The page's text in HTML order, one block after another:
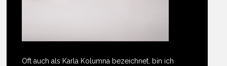
Oft auch als Karla Kolumna bezeichnet, bin ich